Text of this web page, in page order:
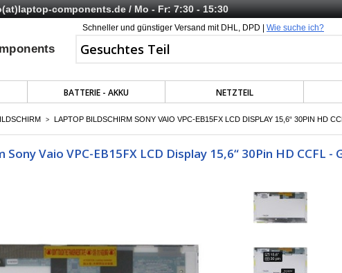
components.de/ Mo - Fr: 7:30 - 15:30
Schneller und günstiger Versand mit DHL, DPD | Wie suche ich?
BATTERIE - AKKU NETZTEIL
> LAPTOP BILDSCHIRM SONY VAIO VPC-EB15FX LCD DISPLAY 15,6“ 30PIN HD
Vaio VPC-EB15FX LCD Display 15,6“ 30Pin HD CCFL -